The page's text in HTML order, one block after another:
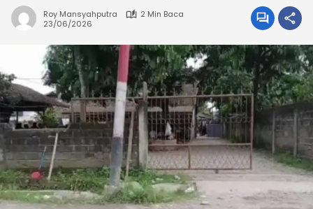
Roy Mansyahputra
2 Min Baca
23/06/2026